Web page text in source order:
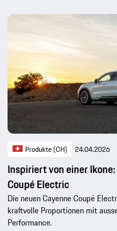
Produkte (CH) 24.04.2026
Inspiriert von einer
Coupé Electric
Die neuen Cayenne Coupé
kraftvolle Proportionen mit
Performance.